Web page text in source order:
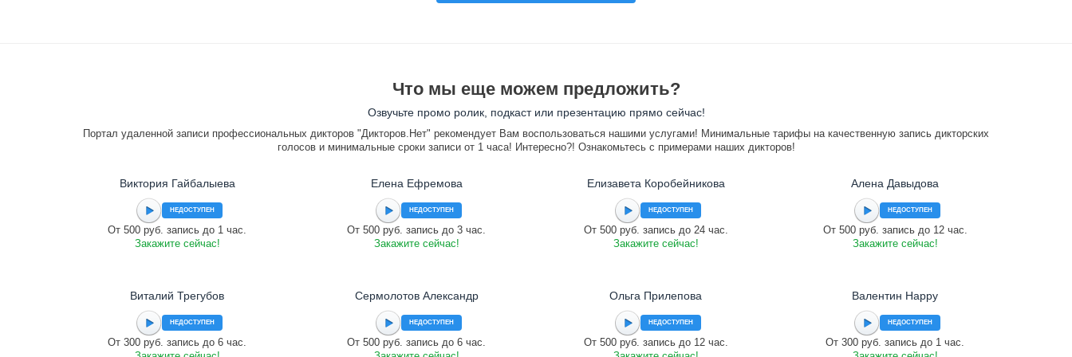
Что мы еще можем предложить?
Озвучьте промо ролик, подкаст или презентацию прямо сейчас!
Портал удаленной записи профессиональных дикторов "Дикторов.Нет" рекомендует Вам воспользоваться нашими услугами! Минимальные тарифы на качественную запись дикторских
голосов и минимальные сроки записи от 1 часа! Интересно?! Ознакомьтесь с примерами наших дикторов!
Виктория Гайбалыева
НЕДОСТУПЕН
От 500 руб. запись до 1 час.
Закажите сейчас!
Елена Ефремова
НЕДОСТУПЕН
От 500 руб. запись до 3 час.
Закажите сейчас!
Елизавета Коробейникова
НЕДОСТУПЕН
От 500 руб. запись до 24 час.
Закажите сейчас!
Алена Давыдова
НЕДОСТУПЕН
От 500 руб. запись до 12 час.
Закажите сейчас!
Виталий Трегубов
НЕДОСТУПЕН
От 300 руб. запись до 6 час.
Сермолотов Александр
НЕДОСТУПЕН
От 500 руб. запись до 6 час.
Ольга Прилепова
НЕДОСТУПЕН
От 500 руб. запись до 12 час.
Валентин Happy
НЕДОСТУПЕН
От 300 руб. запись до 1 час.